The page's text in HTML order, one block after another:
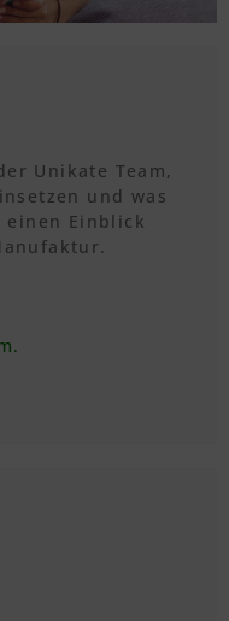
Unikate Team,
und was
Einblick